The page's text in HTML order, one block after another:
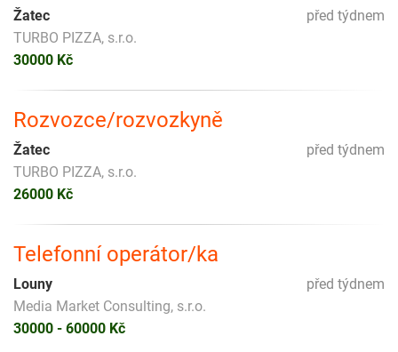
před týdnem
Žatec
TURBO PIZZA, s.r.o.
30000 Kč
Rozvozce/rozvozkyně
před týdnem
Žatec
TURBO PIZZA, s.r.o.
26000 Kč
Telefonní operátor/ka
před týdnem
Louny
Media Market Consulting, s.r.o.
30000 - 60000 Kč